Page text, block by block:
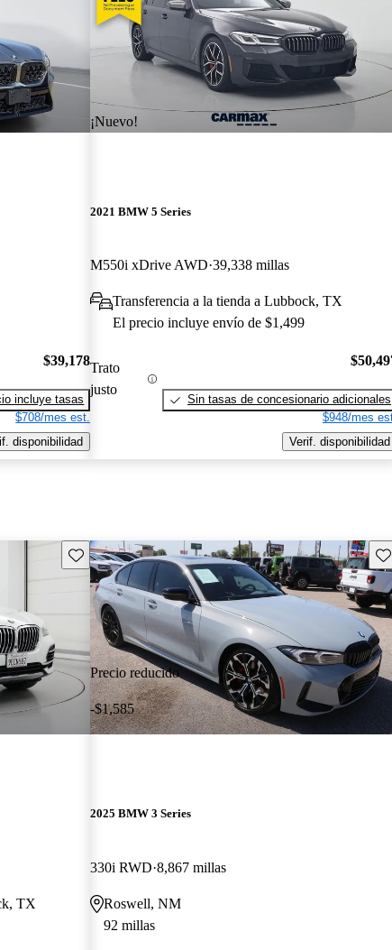
$39,178
incluye tasas
$708/mes est.
disponibilidad
¡Nuevo!
2021 BMW 5 Series
M550i xDrive AWD 39,338 millas
Transferencia a la tienda a Lubbock, TX
El precio incluye envío de $1,499
Trato
justo
Sin tasas de concesionario adicionales
$948/mes
Verif. disponibilidad
Guarda este Aviso
TX
Precio reducido
-$1,585
2025 BMW 3 Series
330i RWD 8,867 millas
Roswell, NM
92 millas